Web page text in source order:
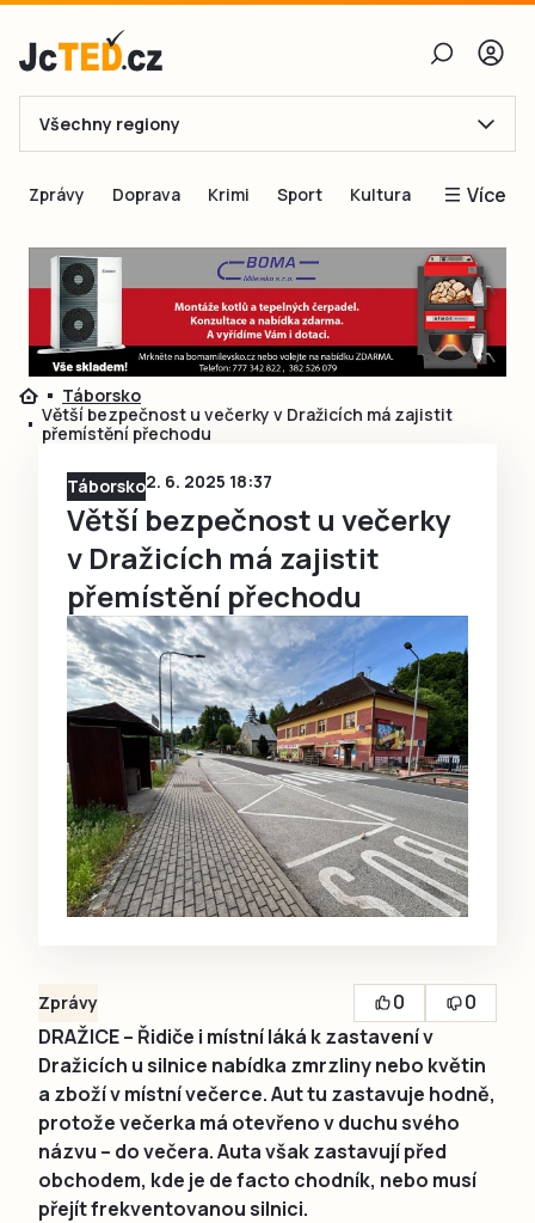
E-mail
Obnovit heslo
Přihlásit se
Ještě nemám účet, chci se
Všechny regiony
Zprávy Doprava Krimi Sport Kultura Více
Blogy
Inspirace
Čtenáři píší
Speciální přílohy
Táborsko
Větší bezpečnost u večerky v Dražicích má zajistit
přemístění přechodu
Táborsko2. 6. 2025 18:37
Větší bezpečnost u večerky
v Dražicích má zajistit
přemístění přechodu
Zprávy 0
0
DRAŽICE – Řidiče i místní láká k zastavení v
Dražicích u silnice nabídka zmrzliny nebo květin
a zboží v místní večerce. Aut tu zastavuje hodně,
protože večerka má otevřeno v duchu svého
názvu – do večera. Auta však zastavují před
obchodem, kde je de facto chodník, nebo musí
přejít frekventovanou silnici.